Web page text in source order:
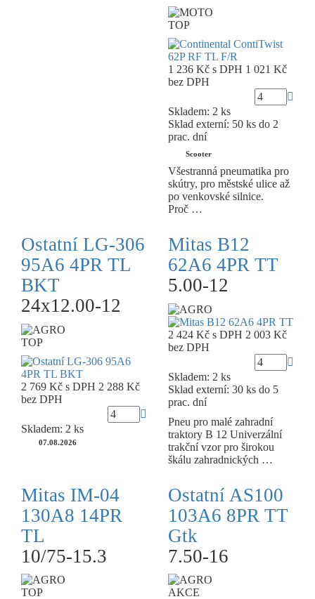
TOP
1 236 Kč s DPH 1 021 Kč
bez DPH
Skladem: 2 ks
Sklad externí: 50 ks do 2
prac. dní
Scooter
Všestranná pneumatika pro
skútry, pro městské ulice až
po venkovské silnice.
Proč …
Ostatní LG-306
95A6 4PR TL
BKT
24x12.00-12
TOP
2 769 Kč s DPH 2 288 Kč
bez DPH
Skladem: 2 ks
07.08.2026
Mitas B12
62A6 4PR TT
5.00-12
2 424 Kč s DPH 2 003 Kč
bez DPH
Skladem: 2 ks
Sklad externí: 30 ks do 5
prac. dní
Pneu pro malé zahradní
traktory B 12 Univerzální
trakční vzor pro širokou
škálu zahradnických …
Mitas IM-04
130A8 14PR
TL
10/75-15.3
TOP
Ostatní AS100
103A6 8PR TT
Gtk
7.50-16
AKCE